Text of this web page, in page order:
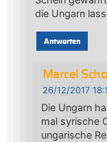
die Ungarn
Antworten
Marcel
26/12/2017
Die Ungarn
mal syrische
ungarische